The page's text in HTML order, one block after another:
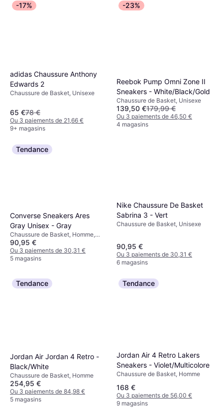
-17%
adidas Chaussure Anthony
Edwards 2
Chaussure de Basket, Unisexe
65 €78 €
Ou 3 paiements de 21,66 €
9+ magasins
-23%
Reebok Pump Omni Zone II
Sneakers - White/Black/Gold
Chaussure de Basket, Unisexe
139,50 €179,99 €
Ou 3 paiements de 46,50 €
4 magasins
Tendance
Converse Sneakers Ares
Gray Unisex - Gray
Chaussure de Basket, Homme,
Unisexe, Adulte
90,95 €
Ou 3 paiements de 30,31 €
5 magasins
Nike Chaussure De Basket
Sabrina 3 - Vert
Chaussure de Basket, Unisexe
90,95 €
Ou 3 paiements de 30,31 €
6 magasins
Tendance
Jordan Air Jordan 4 Retro -
Black/White
Chaussure de Basket, Homme
254,95 €
Ou 3 paiements de 84,98 €
5 magasins
Tendance
Jordan Air 4 Retro Lakers
Sneakers - Violet/Multicolore
Chaussure de Basket, Homme
168 €
Ou 3 paiements de 56,00 €
9 magasins